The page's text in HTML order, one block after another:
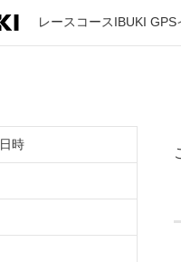
レース コース IBUKI GPS
時